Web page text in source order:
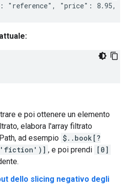
e poi ottenere un elemento
elabora l'array filtrato
ad esempio $..book[?
'fiction')] , e poi prendi [0]
dello slicing negativo degli